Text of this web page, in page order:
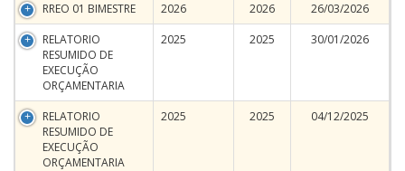
RREO 01 BIMESTRE 2026 2026
26/03/2026
RELATORIO
RESUMIDO DE
EXECUÇÃO
ORÇAMENTARIA
2025 2025 30/01/2026
RELATORIO
RESUMIDO DE
EXECUÇÃO
ORÇAMENTARIA
2025 2025 04/12/2025